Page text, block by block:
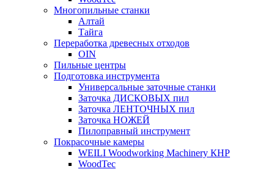
Многопильные станки
Алтай
Тайга
Переработка древесных отходов
OIN
Пильные центры
Подготовка инструмента
Универсальные заточные станки
Заточка ДИСКОВЫХ пил
Заточка ЛЕНТОЧНЫХ пил
Заточка НОЖЕЙ
Пилоправный инструмент
Покрасочные камеры
WEILI Woodworking Machinery КНР
WoodTec